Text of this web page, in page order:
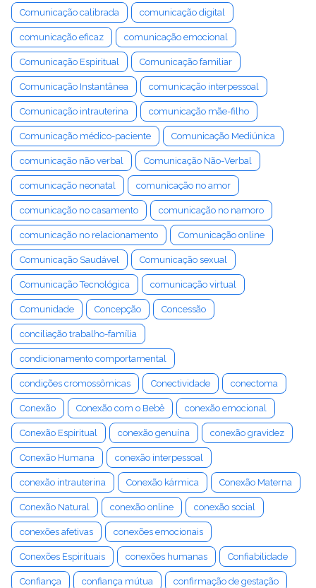
Comunicação calibrada comunicação digital
comunicação eficaz comunicação emocional
Comunicação Espiritual Comunicação familiar
Comunicação Instantânea comunicação interpessoal
Comunicação intrauterina comunicação mãe-filho
Comunicação médico-paciente Comunicação Mediúnica
comunicação não verbal Comunicação Não-Verbal
comunicação neonatal comunicação no amor
comunicação no casamento comunicação no namoro
comunicação no relacionamento Comunicação online
Comunicação Saudável Comunicação sexual
Comunicação Tecnológica comunicação virtual
Comunidade Concepção Concessão
conciliação trabalho-família
condicionamento comportamental
condições cromossômicas Conectividade conectoma
Conexão Conexão com o Bebê conexão emocional
Conexão Espiritual conexão genuína conexão gravidez
Conexão Humana conexão interpessoal
conexão intrauterina Conexão kármica Conexão Materna
Conexão Natural conexão online conexão social
conexões afetivas conexões emocionais
Conexões Espirituais conexões humanas Confiabilidade
Confiança confiança mútua confirmação de gestação